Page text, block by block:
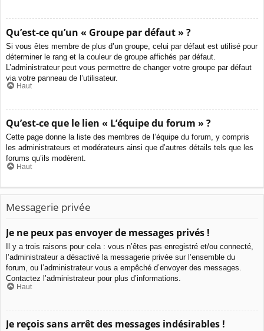
Qu’est-ce qu’un « Groupe par défaut » ?
Si vous êtes membre de plus d’un groupe, celui par défaut est utilisé pour
déterminer le rang et la couleur de groupe affichés par défaut.
L’administrateur peut vous permettre de changer votre groupe par défaut
via votre panneau de l’utilisateur.
Haut
Qu’est-ce que le lien « L’équipe du forum » ?
Cette page donne la liste des membres de l’équipe du forum, y compris
les administrateurs et modérateurs ainsi que d’autres détails tels que les
forums qu’ils modèrent.
Haut
Messagerie privée
Je ne peux pas envoyer de messages privés !
Il y a trois raisons pour cela : vous n’êtes pas enregistré et/ou connecté,
l’administrateur a désactivé la messagerie privée sur l’ensemble du
forum, ou l’administrateur vous a empêché d’envoyer des messages.
Contactez l’administrateur pour plus d’informations.
Haut
Je reçois sans arrêt des messages indésirables !